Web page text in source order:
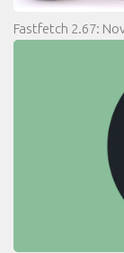
Fastfetch 2.67: